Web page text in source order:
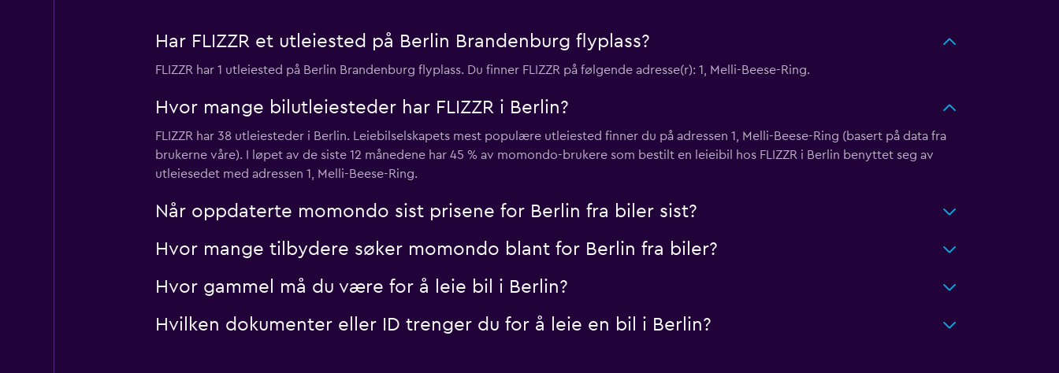
Har FLIZZR et utleiested på Berlin Brandenburg flyplass?
FLIZZR har 1 utleiested på Berlin Brandenburg flyplass. Du finner FLIZZR på følgende adresse(r): 1, Melli-Beese-Ring.
Hvor mange bilutleiesteder har FLIZZR i Berlin?
FLIZZR har 38 utleiesteder i Berlin. Leiebilselskapets mest populære utleiested finner du på adressen 1, Melli-Beese-Ring (basert på data fra
brukerne våre). I løpet av de siste 12 månedene har 45 % av momondo-brukere som bestilt en leieibil hos FLIZZR i Berlin benyttet seg av
utleiesedet med adressen 1, Melli-Beese-Ring.
Når oppdaterte momondo sist prisene for Berlin fra biler sist?
Hvor mange tilbydere søker momondo blant for Berlin fra biler?
Hvor gammel må du være for å leie bil i Berlin?
Hvilken dokumenter eller ID trenger du for å leie en bil i Berlin?